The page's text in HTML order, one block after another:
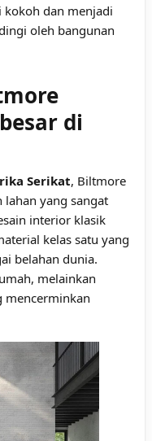
dan menjadi
oleh bangunan
di
Serikat, Biltmore
lahan yang sangat
interior klasik
kelas satu yang
belahan dunia.
melainkan
mencerminkan